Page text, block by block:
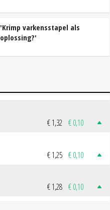
'Krimp varkensstapel als
oplossing?'
€ 1,32 € 0,10
€ 1,25 € 0,10
€ 1,28 € 0,10